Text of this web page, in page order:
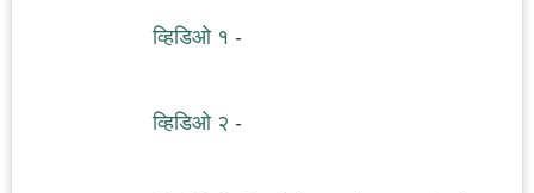
व्हिडिओ १ -
व्हिडिओ २ -